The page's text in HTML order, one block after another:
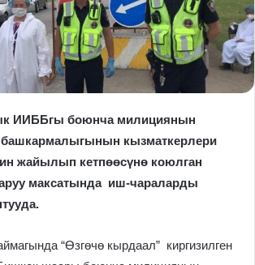
ИИББгы боюнча милициянын
башкармалыгынын кызматкерлери
жайылып кетпөөсүнө коюлган
максатында иш-чараларды
“Өзгөчө кырдаал” киргизилген